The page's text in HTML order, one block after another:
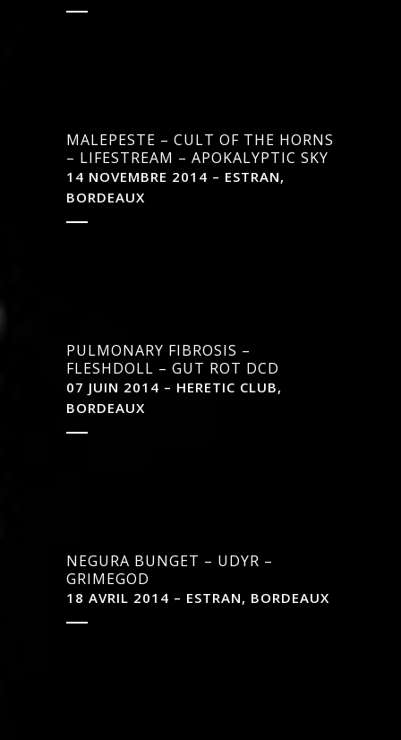
MALEPESTE – CULT OF THE HORNS
– LIFESTREAM – APOKALYPTIC SKY
14 NOVEMBRE 2014 – ESTRAN,
BORDEAUX
PULMONARY FIBROSIS –
FLESHDOLL – GUT ROT DCD
07 JUIN 2014 – HERETIC CLUB,
BORDEAUX
NEGURA BUNGET – UDYR –
GRIMEGOD
18 AVRIL 2014 – ESTRAN, BORDEAUX